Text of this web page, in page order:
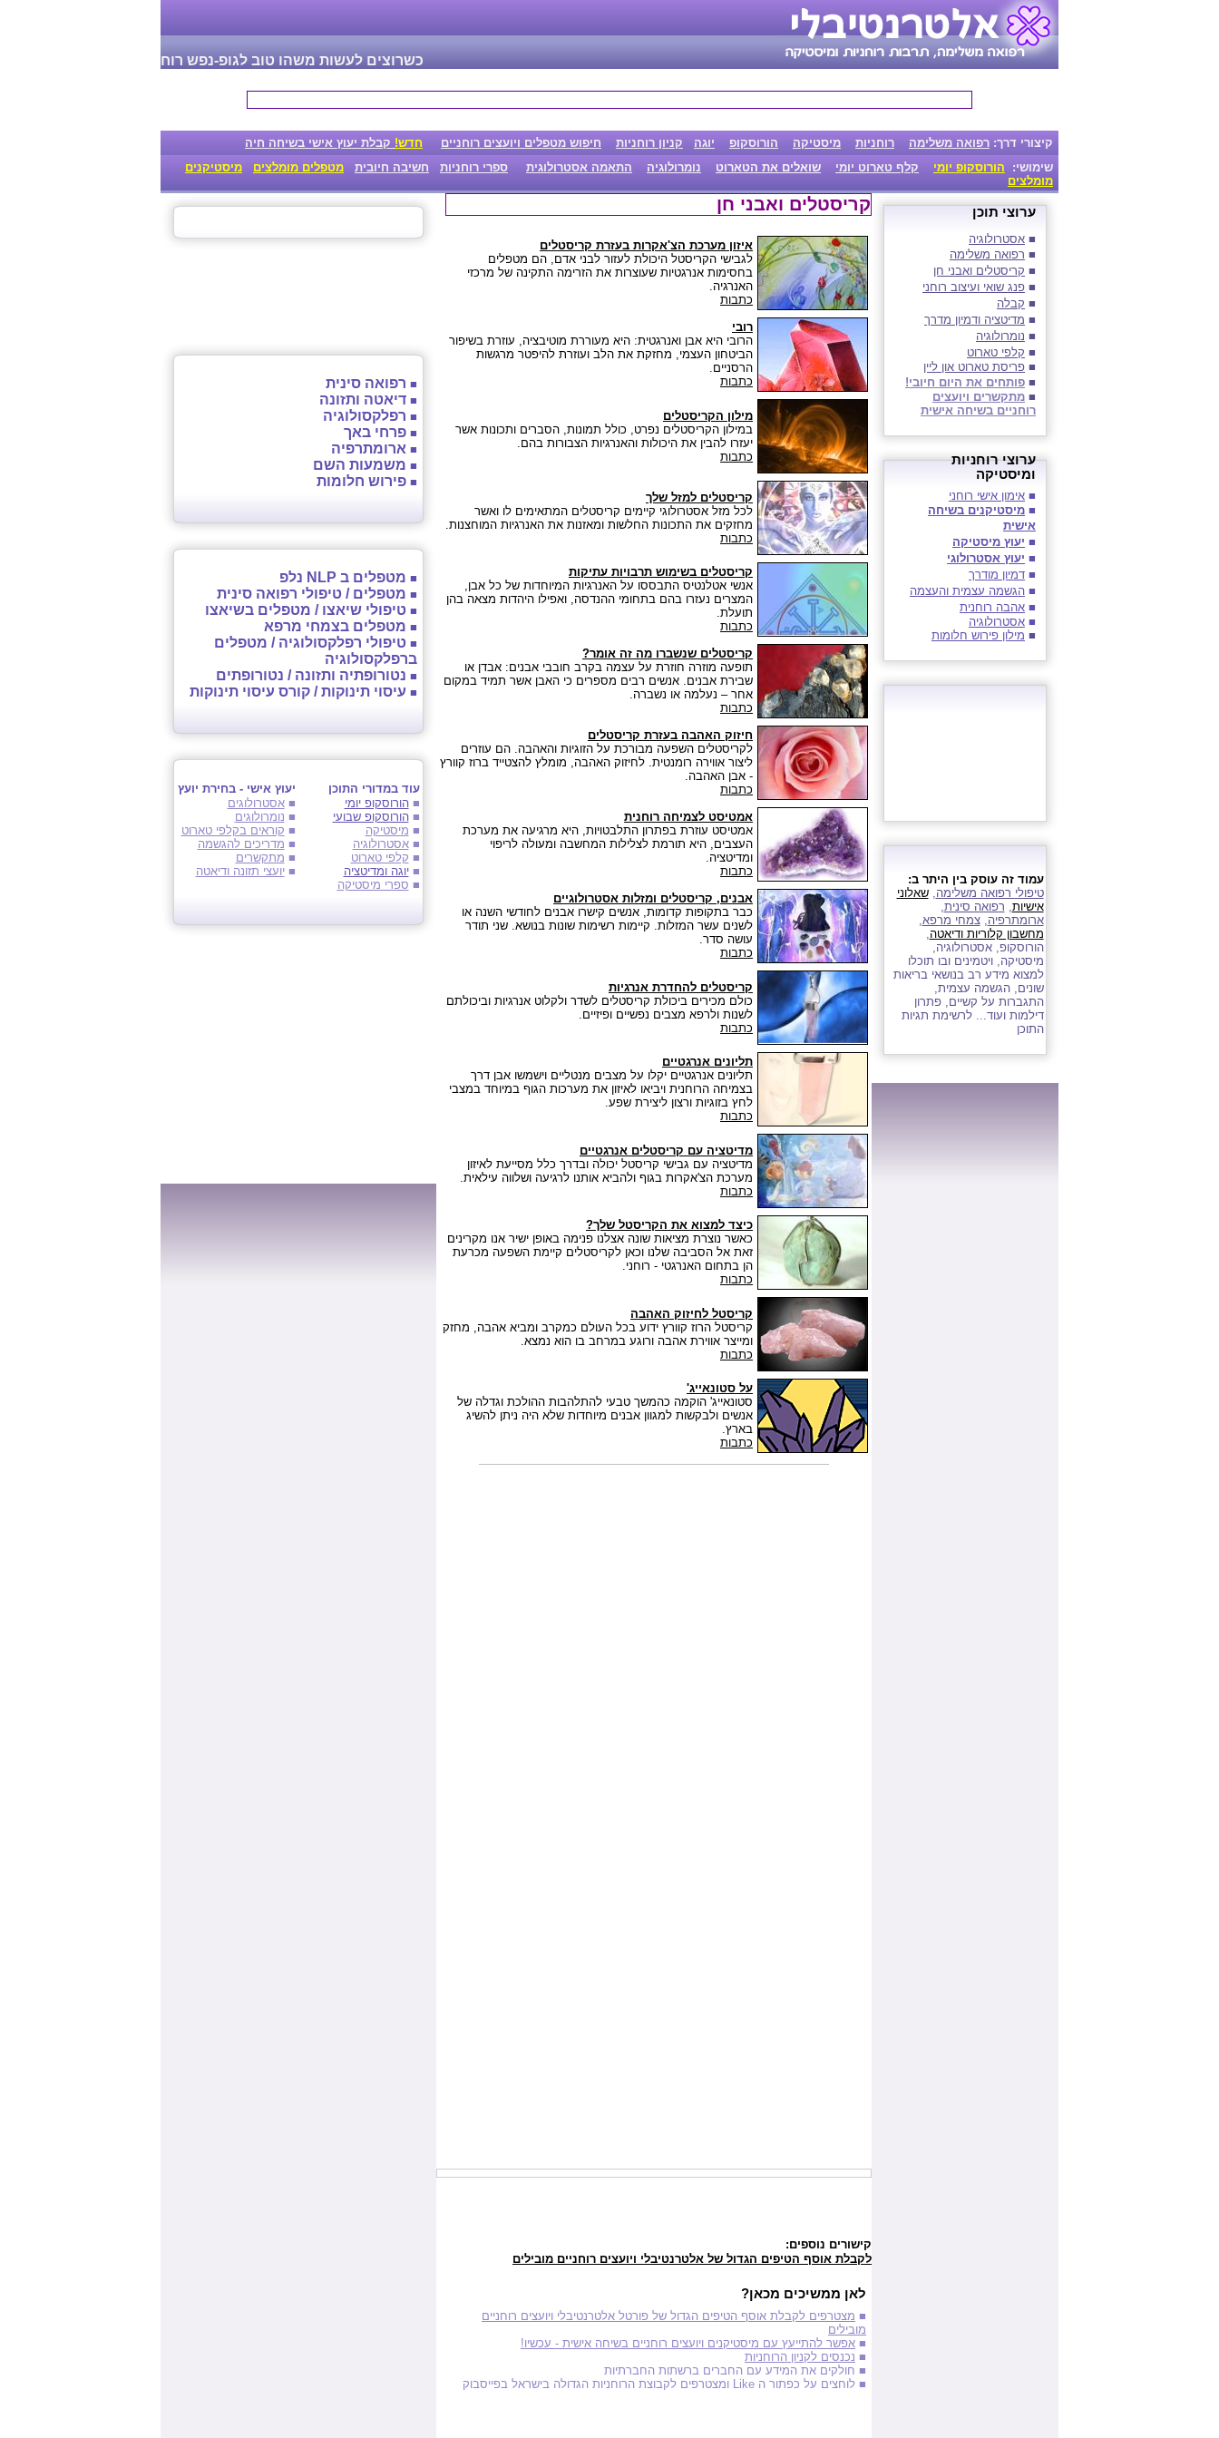
כשרוצים לעשות משהו טוב לגופ-נפש רוח
קיצורי דרך: רפואה משלימה רוחניות מיסטיקה הורוסקופ יוגה קניון רוחניות חיפוש מטפלים ויועצים רוחניים חדש! קבלת יעוץ אישי בשיחה חיה
שימושי:
הורוסקופ יומי קלף טארוט יומי שואלים את הטארוט נומרולוגיה התאמה אסטרולוגית ספרי רוחניות חשיבה חיובית מטפלים מומלצים
מיסטיקנים
מומלצים
ערוצי תוכן
■ אסטרולוגיה
■ רפואה משלימה
■ קריסטלים ואבני חן
■ פנג שואי ועיצוב רוחני
■ קבלה
■ מדיטציה ודמיון מדרך
■ נומרולוגיה
■ קלפי טארוט
■ פריסת טארוט און ליין
■ פותחים את היום חיובי!
■ מתקשרים ויועצים
רוחניים בשיחה אישית
ערוצירוחניות
ומיסטיקה
■ אימון אישי רוחני
■ מיסטיקנים בשיחה
אישית
■ יעוץ מיסטיקה
■ יעוץ אסטרולוגי
■ דמיון מודרך
■ הגשמה עצמית והעצמה
■ אהבה רוחנית
■ אסטרולוגיה
■ מילון פירוש חלומות
עמוד זה עוסק בין היתר ב:
טיפולי רפואה משלימה,שאלוני
אישיות, רפואה סינית,
ארומתרפיה,צמחי מרפא,
מחשבון קלוריות ודיאטה,
הורוסקופ, אסטרולוגיה,
מיסטיקה, ויטמינים ובו תוכלו
למצוא מידע רב בנושאי בריאות
שונים, הגשמה עצמית,
התגברות על קשיים, פתרון
דילמות ועוד...לרשימת תגיות
התוכן
קריסטלים ואבני חן
איזון מערכת הצ'אקרות בעזרת קריסטלים
לגבישי הקריסטל היכולת לעזור לבני אדם, הם מטפלים
בחסימות אנרגטיות שעוצרות את הזרימה התקינה של מרכזי
האנרגיה.
כתבות
רובי
הרובי היא אבן ואנרגטית: היא מעוררת מוטיבציה, עוזרת בשיפור
הביטחון העצמי, מחזקת את הלב ועוזרת להיפטר מרגשות
הרסניים.
כתבות
מילון הקריסטלים
במילון הקריסטלים נפרט, כולל תמונות, הסברים ותכונות אשר
יעזרו להבין את היכולות והאנרגיות הצבורות בהם.
כתבות
קריסטלים למזל שלך
לכל מזל אסטרולוגי קיימים קריסטלים המתאימים לו ואשר
מחזקים את התכונות החלשות ומאזנות את האנרגיות המוחצנות.
כתבות
קריסטלים בשימוש תרבויות עתיקות
אנשי אטלנטיס התבססו על האנרגיות המיוחדות של כל אבן,
המצרים נעזרו בהם בתחומי ההנדסה, ואפילו היהדות מצאה בהן
תועלת.
כתבות
קריסטלים שנשברו מה זה אומר?
תופעה מוזרה חוזרת על עצמה בקרב חובבי אבנים: אבדן או
שבירת אבנים. אנשים רבים מספרים כי האבן אשר תמיד במקום
אחר – נעלמה או נשברה.
כתבות
חיזוק האהבה בעזרת קריסטלים
לקריסטלים השפעה מבורכת על הזוגיות והאהבה. הם עוזרים
ליצור אווירה רומנטית. לחיזוק האהבה, מומלץ להצטייד ברוז קוורץ
- אבן האהבה.
כתבות
אמטיסט לצמיחה רוחנית
אמטיסט עוזרת בפתרון התלבטויות, היא מרגיעה את מערכת
העצבים, היא תורמת לצלילות המחשבה ומעולה לריפוי
ומדיטציה.
כתבות
אבנים, קריסטלים ומזלות אסטרולוגיים
כבר בתקופות קדומות, אנשים קישרו אבנים לחודשי השנה או
לשנים עשר המזלות. קיימות רשימות שונות בנושא. שני תודר
עושה סדר.
כתבות
קריסטלים להחדרת אנרגיות
כולם מכירים ביכולת קריסטלים לשדר ולקלוט אנרגיות וביכולתם
לשנות ולרפא מצבים נפשיים ופיזיים.
כתבות
תליונים אנרגטיים
תליונים אנרגטיים יקלו על מצבים מנטליים וישמשו אבן דרך
בצמיחה הרוחנית ויביאו לאיזון את מערכות הגוף במיוחד במצבי
לחץ בזוגיות ורצון ליצירת שפע.
כתבות
מדיטציה עם קריסטלים אנרגטיים
מדיטציה עם גבישי קריסטל יכולה ובדרך כלל מסייעת לאיזון
מערכת הצ'אקרות בגוף ולהביא אותנו לרגיעה ושלווה עילאית.
כתבות
כיצד למצוא את הקריסטל שלך?
כאשר נוצרת מציאות שונה אצלנו פנימה באופן ישיר אנו מקרינים
זאת אל הסביבה שלנו וכאן לקריסטלים קיימת השפעה מכרעת
הן בתחום האנרגטי - רוחני.
כתבות
קריסטל לחיזוק האהבה
קריסטל הרוז קוורץ ידוע בכל העולם כמקרב ומביא אהבה, מחזק
ומייצר אווירת אהבה ורוגע במרחב בו הוא נמצא.
כתבות
על סטונאייג'
סטונאייג' הוקמה כהמשך טבעי להתלהבות ההולכת וגדלה של
אנשים ולבקשות למגוון אבנים מיוחדות שלא היה ניתן להשיג
בארץ.
כתבות
קישורים נוספים:
לקבלת אוסף הטיפים הגדול של אלטרנטיבלי ויועצים רוחניים מובילים
לאן ממשיכים מכאן?
■ מצטרפים לקבלת אוסף הטיפים הגדול של פורטל אלטרנטיבלי ויועצים רוחניים
מובילים
■ אפשר להתייעץ עם מיסטיקנים ויועצים רוחניים בשיחה אישית - עכשיו!
■ נכנסים לקניון הרוחניות
■ חולקים את המידע עם החברים ברשתות החברתיות
■ לוחצים על כפתור ה Like ומצטרפים לקבוצת הרוחניות הגדולה בישראל בפייסבוק
■ רפואה סינית
■דיאטה ותזונה
■ רפלקסולוגיה
■פרחי באך
■ארומתרפיה
■ משמעות השם
■פירוש חלומות
■ מטפלים ב NLP נלפ
■ מטפלים / טיפולי רפואה סינית
■ טיפולי שיאצו / מטפלים בשיאצו
■ מטפלים בצמחי מרפא
■ טיפולי רפלקסולוגיה / מטפלים
ברפלקסולוגיה
■ נטורופתיה ותזונה / נטורופתים
■ עיסוי תינוקות / קורס עיסוי תינוקות
עוד במדורי התוכן
■הורוסקופ יומי
■הורוסקופ שבועי
■ מיסטיקה
■אסטרולוגיה
■ קלפי טארוט
■יוגה ומדיטציה
■ ספרי מיסטיקה
יעוץ אישי - בחירת יועץ
■אסטרולוגים
■ נומרולוגים
■ קוראים בקלפי טארוט
■ מדריכים להגשמה
■ מתקשרים
■יועצי תזונה ודיאטה